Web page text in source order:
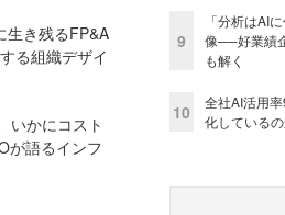
生き残るFP&A
る組織デザイ
いかにコスト
が語るインフ
9
「分析はAI
像──好業績
も解く
10
全社AI活用
化している